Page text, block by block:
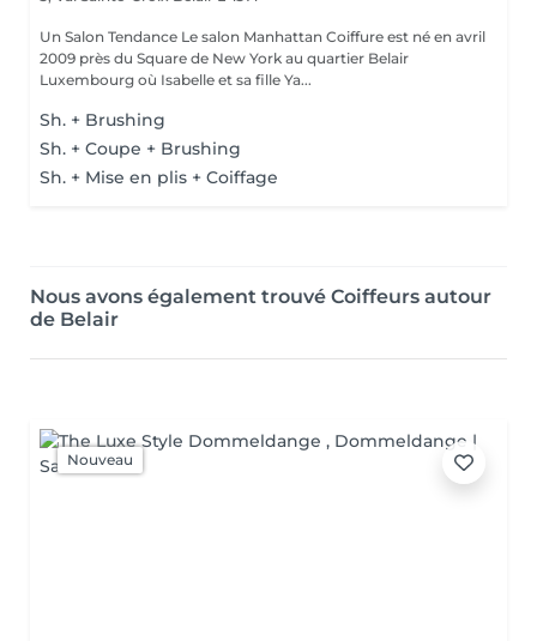
Un Salon Tendance Le salon Manhattan Coiffure est né en avril
2009 près du Square de New York au quartier Belair
Luxembourg où Isabelle et sa fille Ya...
Sh. + Brushing
Sh. + Coupe + Brushing
Sh. + Mise en plis + Coiffage
Nous avons également trouvé Coiffeurs autour
de Belair
Nouveau